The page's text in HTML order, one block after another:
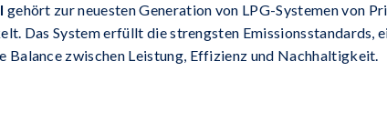
gehört zur neuesten Generation von LPG-Systemen von
Das System erfüllt die strengsten
Balance zwischen Leistung, Effizienz und Nachhaltigkeit.